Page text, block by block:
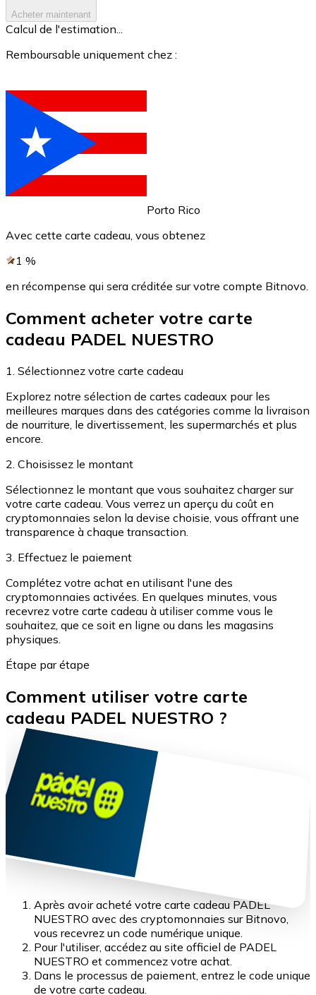
Voir toutes
Coupons crypto
Acheter avec espèces
Virement SEPA
Ajoutez des fonds à votre compte Bitnovo ou
Acheter avec virement bancaire
Utilisez les cartes Visa et Mastercard pour acheter
Acheter avec carte
Boutique - Cartes
Achetez des cartes-cadeaux de vos marques
Acheter maintenant
Calcul de l'estimation...
Remboursable uniquement chez :
Porto Rico
Avec cette carte cadeau, vous obtenez
1 %
en récompense qui sera créditée sur votre compte Bitnovo.
Comment acheter votre carte
cadeau PADEL NUESTRO
1. Sélectionnez votre carte cadeau
Explorez notre sélection de cartes cadeaux pour les
meilleures marques dans des catégories comme la livraison
de nourriture, le divertissement, les supermarchés et plus
encore.
2. Choisissez le montant
Sélectionnez le montant que vous souhaitez charger sur
votre carte cadeau. Vous verrez un aperçu du coût en
cryptomonnaies selon la devise choisie, vous offrant une
transparence à chaque transaction.
3. Effectuez le paiement
Complétez votre achat en utilisant l'une des
cryptomonnaies activées. En quelques minutes, vous
recevrez votre carte cadeau à utiliser comme vous le
souhaitez, que ce soit en ligne ou dans les magasins
physiques.
Étape par étape
Comment utiliser votre carte
cadeau PADEL NUESTRO ?
Après avoir acheté votre carte cadeau PADEL
NUESTRO avec des cryptomonnaies sur Bitnovo,
vous recevrez un code numérique unique.
Pour l'utiliser, accédez au site officiel de PADEL
NUESTRO et commencez votre achat.
Dans le processus de paiement, entrez le code unique
de votre carte cadeau.